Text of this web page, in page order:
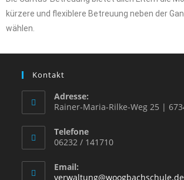
kürzere und flexiblere Betreuung neben der
wählen.
Kontakt
Adresse:
Rainer-Maria-Rilke-Weg 25 |
Telefone
06232 / 141710
Email:
verwaltung@woogbachschule.de